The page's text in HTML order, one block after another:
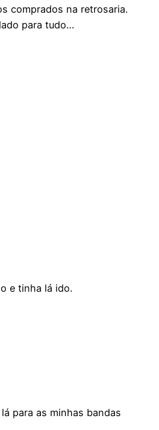
comprados na retrosaria.
para tudo…
e tinha lá ido.
para as minhas bandas